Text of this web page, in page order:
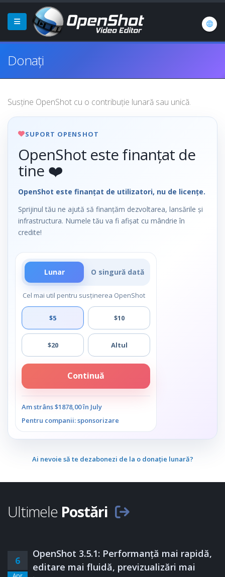
Donați
Susține OpenShot cu o contribuție lunară sau unică.
SUPORT OPENSHOT
OpenShot este finanțat de
tine ❤️
OpenShot este finanțat de utilizatori, nu de licențe.
Sprijinul tău ne ajută să finanțăm dezvoltarea, lansările și
infrastructura. Numele tău va fi afișat cu mândrie în
credite!
Lunar O singură dată
Cel mai util pentru susținerea OpenShot
$5 $10
$20 Altul
Continuă
Am strâns $1878,00 în July
Pentru companii: sponsorizare
Ai nevoie să te dezabonezi de la o donație lunară?
Ultimele Postări
6
Apr
OpenShot 3.5.1: Performanță mai rapidă,
editare mai fluidă, previzualizări mai